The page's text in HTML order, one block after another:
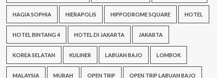
HAGIA SOPHIA HIERAPOLIS HIPPODROME SQUARE HOTEL
HOTEL BINTANG 4 HOTEL DI JAKARTA JAKARTA
KOREA SELATAN KULINER LABUAN BAJO LOMBOK
MALAYSIA MURAH OPEN TRIP OPEN TRIP LABUAN BAJO